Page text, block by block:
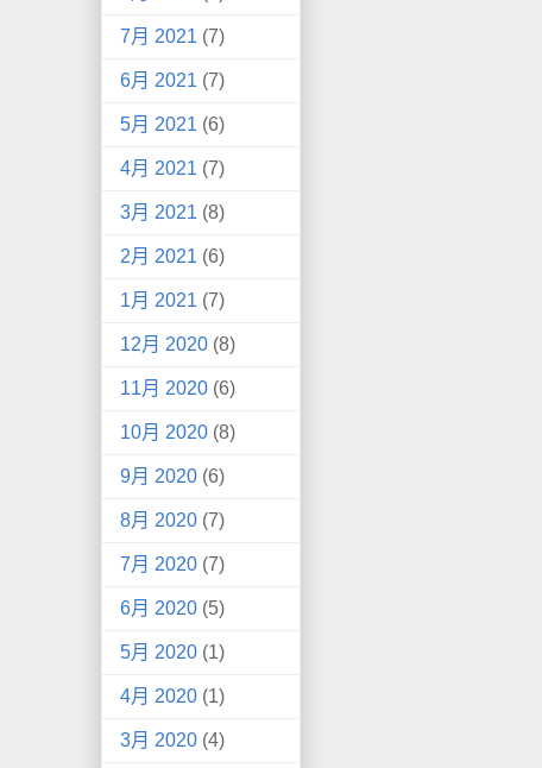
7月 2021 (7)
6月 2021 (7)
5月 2021 (6)
4月 2021 (7)
3月 2021 (8)
2月 2021 (6)
1月 2021 (7)
12月 2020 (8)
11月 2020 (6)
10月 2020 (8)
9月 2020 (6)
8月 2020 (7)
7月 2020 (7)
6月 2020 (5)
5月 2020 (1)
4月 2020 (1)
3月 2020 (4)